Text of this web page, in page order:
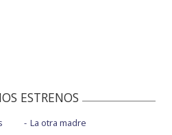
ESTRENOS
La otra madre